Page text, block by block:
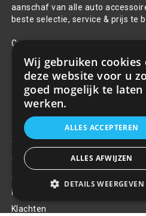
aanschaf van alle auto
beste selectie, service & prijs te
Contact
+31(0)85 486 83 17
info@rrparts.nl
Klantenservice
Over ons
Contact
Algemene voorwaarden
Privacy Policy
Klachten
Wij gebruiken cookies
deze website voor u zo
goed mogelijk te laten
werken.
ALLES ACCEPTEREN
ALLES AFWIJZEN
DETAILS WEERGEVEN